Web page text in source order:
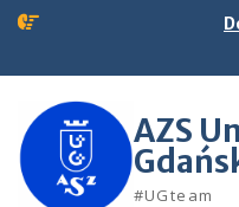
Skip
AZS
#UGteam